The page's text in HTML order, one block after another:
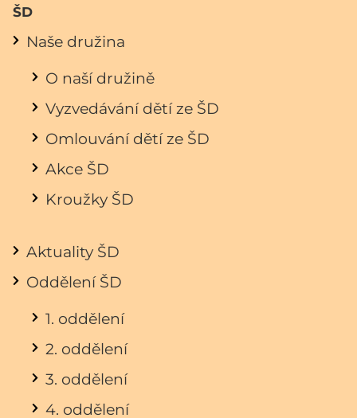
ŠD
Naše družina
O naší družině
Vyzvedávání dětí ze ŠD
Omlouvání dětí ze ŠD
Akce ŠD
Kroužky ŠD
Aktuality ŠD
Oddělení ŠD
1. oddělení
2. oddělení
3. oddělení
4. oddělení